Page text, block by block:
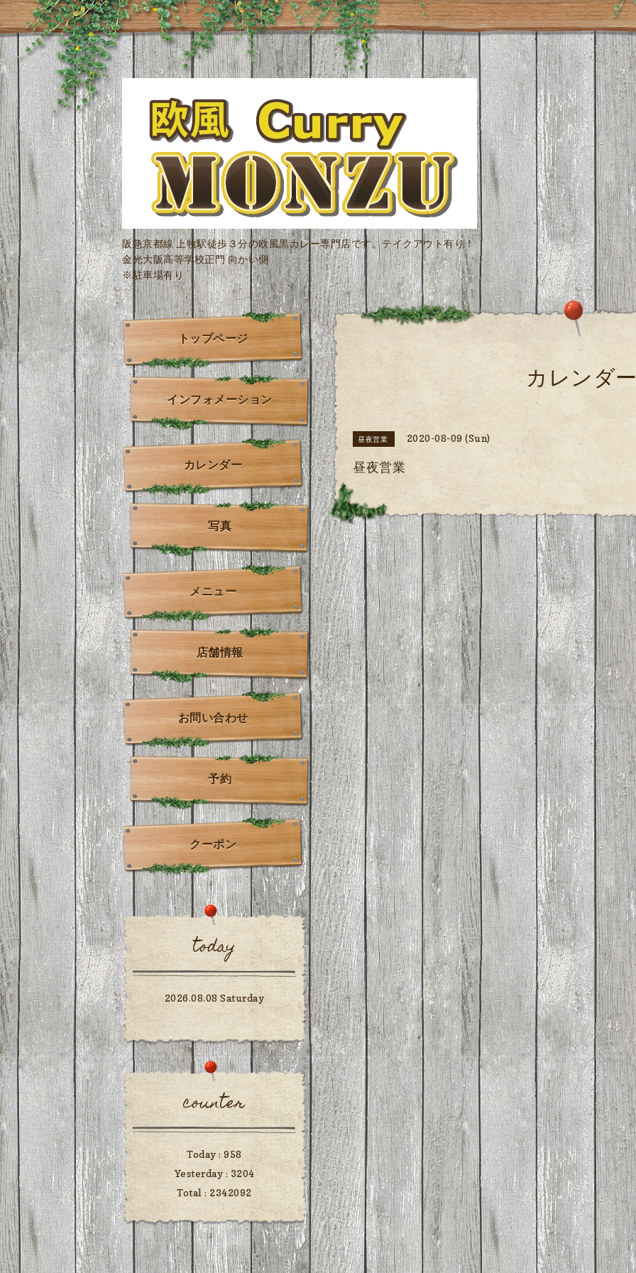
阪急京都線 上牧駅徒歩３分の欧風黒カレー専門店です。テイクアウト有り！
金光大阪高等学校正門 向かい側
※駐車場有り
カレンダ
昼夜営業 2020-08-09 (Sun)
昼夜営業
トップページ
インフォメーション
カレンダー
写真
メニュー
店舗情報
お問い合わせ
予約
クーポン
today
2026.08.08 Saturday
counter
Today :958
Yesterday : 3204
Total : 2342092